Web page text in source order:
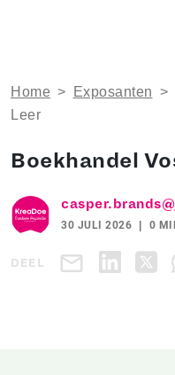
Home > Exposanten >
Leer
Boekhandel
30 JULI 2026 0
DEEL